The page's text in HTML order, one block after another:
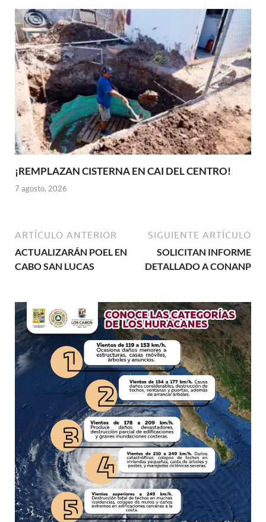
¡REMPLAZAN CISTERNA EN CAI DEL CENTRO!
7 agosto, 2026
ARTÍCULO ANTERIOR
ACTUALIZARÁN POEL EN
CABO SAN LUCAS
SIGUIENTE ARTÍCULO
SOLICITAN INFORME
DETALLADO A CONANP